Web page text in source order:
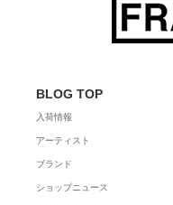
BLOG TOP
入荷情報
アーティスト
ブランド
ショップニュース